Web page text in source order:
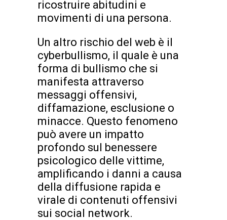
ricostruire abitudini e
movimenti di una persona.
Un altro rischio del web è il
cyberbullismo, il quale è una
forma di bullismo che si
manifesta attraverso
messaggi offensivi,
diffamazione, esclusione o
minacce. Questo fenomeno
può avere un impatto
profondo sul benessere
psicologico delle vittime,
amplificando i danni a causa
della diffusione rapida e
virale di contenuti offensivi
sui social network.